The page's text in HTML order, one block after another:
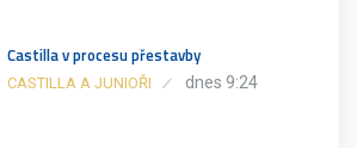
Castilla v procesu přestavby
CASTILLA A JUNIOŘI dnes 9:24